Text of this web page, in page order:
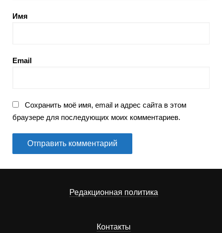
Имя
Email
Сохранить моё имя, email и адрес сайта в этом
браузере для последующих моих комментариев.
Редакционная политика
Контакты